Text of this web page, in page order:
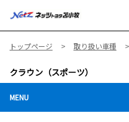
トップページ 取り扱い車種
クラウン（スポーツ）
MENU